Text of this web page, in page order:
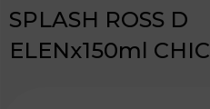
SPLASH ROSS D
ELENx150ml CHIC